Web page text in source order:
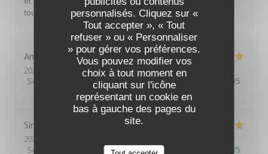
personnalisés. Cliquez sur «
Tout accepter », « Tout
refuser » ou « Personnaliser
» pour gérer vos préférences.
Vous pouvez modifier vos
choix à tout moment en
cliquant sur l'icône
représentant un cookie en
bas à gauche des pages du
site.
tous les niveaux. Fortement recommandé
Anne
2026-07-29
- 19:30 - Couverts 3
Service
Ambiance: 5/5 Cuisine: 5/5 /5
Sindy
2026-07-28
Service
Ambiance : 5 /5 Cuisine: 5 /5